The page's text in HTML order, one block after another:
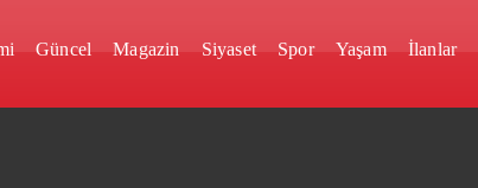
Güncel Magazin Siyaset Spor Yaşam İlanlar